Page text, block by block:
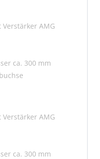
AMG
ca. 300 mm
AMG
ca. 300 mm